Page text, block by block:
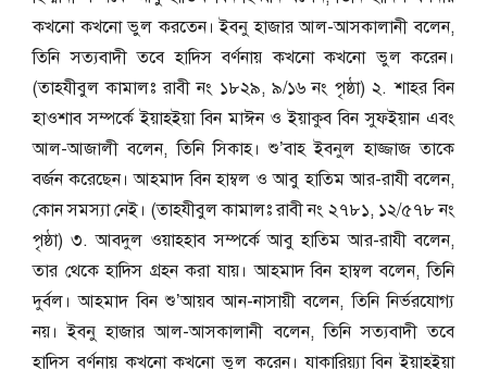
কখনো কখনো ভুল করতেন। ইবনু হাজার আল-আসকালানী বলেন,
তিনি সত্যবাদী তবে হাদিস বর্ণনায় কখনো কখনো ভুল করেন।
(তাহযীবুল কামালঃ রাবী নং ১৮২৯, ৯/১৬ নং পৃষ্ঠা) ২. শাহর বিন
হাওশাব সম্পর্কে ইয়াহইয়া বিন মাঈন ও ইয়াকুব বিন সুফইয়ান এবং
আল-আজালী বলেন, তিনি সিকাহ। শু’বাহ ইবনুল হাজ্জাজ তাকে
বর্জন করেছেন। আহমাদ বিন হাম্বল ও আবু হাতিম আর-রাযী বলেন,
কোন সমস্যা নেই। (তাহযীবুল কামালঃ রাবী নং ২৭৮১, ১২/৫৭৮ নং
পৃষ্ঠা) ৩. আবদুল ওয়াহহাব সম্পর্কে আবু হাতিম আর-রাযী বলেন,
তার থেকে হাদিস গ্রহন করা যায়। আহমাদ বিন হাম্বল বলেন, তিনি
দুর্বল। আহমাদ বিন শু’আয়ব আন-নাসায়ী বলেন, তিনি নির্ভরযোগ্য
নয়। ইবনু হাজার আল-আসকালানী বলেন, তিনি সত্যবাদী তবে
হাদিস বর্ণনায় কখনো কখনো ভুল করেন। যাকারিয়্যা বিন ইয়াহইয়া